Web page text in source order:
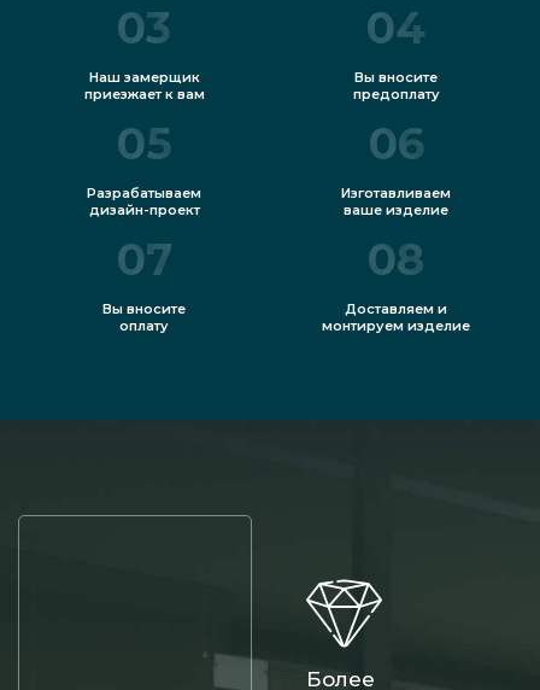
03
Наш замерщик
приезжает к вам
04
Вы вносите
предоплату
05
Разрабатываем
дизайн-проект
06
Изготавливаем
ваше изделие
07
Вы вносите
оплату
08
Доставляем и
монтируем изделие
Более